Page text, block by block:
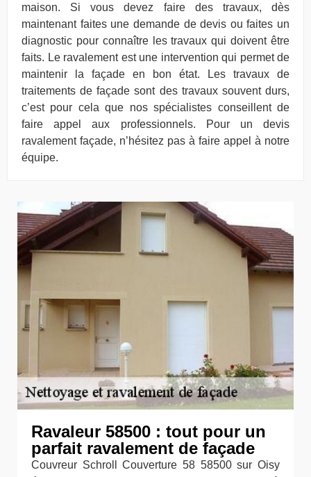
maison. Si vous devez faire des travaux, dès
maintenant faites une demande de devis ou faites un
diagnostic pour connaître les travaux qui doivent être
faits. Le ravalement est une intervention qui permet de
maintenir la façade en bon état. Les travaux de
traitements de façade sont des travaux souvent durs,
c’est pour cela que nos spécialistes conseillent de
faire appel aux professionnels. Pour un devis
ravalement façade, n’hésitez pas à faire appel à notre
équipe.
Ravaleur 58500 : tout pour un
parfait ravalement de façade
Couvreur Schroll Couverture 58 58500 sur Oisy